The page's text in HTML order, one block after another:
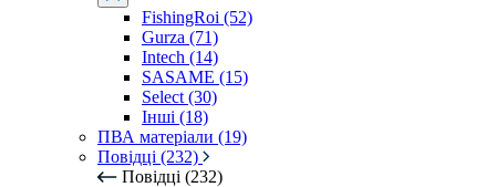
FishingRoi (52)
Gurza (71)
Intech (14)
SASAME (15)
Select (30)
Інші (18)
ПВА матеріали (19)
Повідці (232)
Повідці (232)